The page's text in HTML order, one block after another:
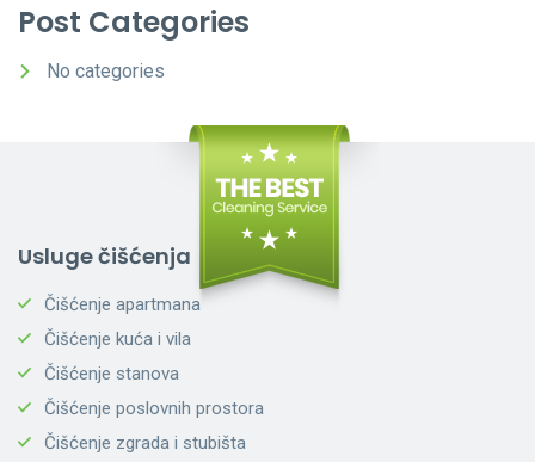
Post Categories
No categories
Usluge čišćenja
Čišćenje apartmana
Čišćenje kuća i vila
Čišćenje stanova
Čišćenje poslovnih prostora
Čišćenje zgrada i stubišta